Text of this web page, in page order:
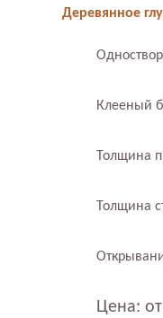
Деревянное
Клееный
Толщина
Толщина
Цена: